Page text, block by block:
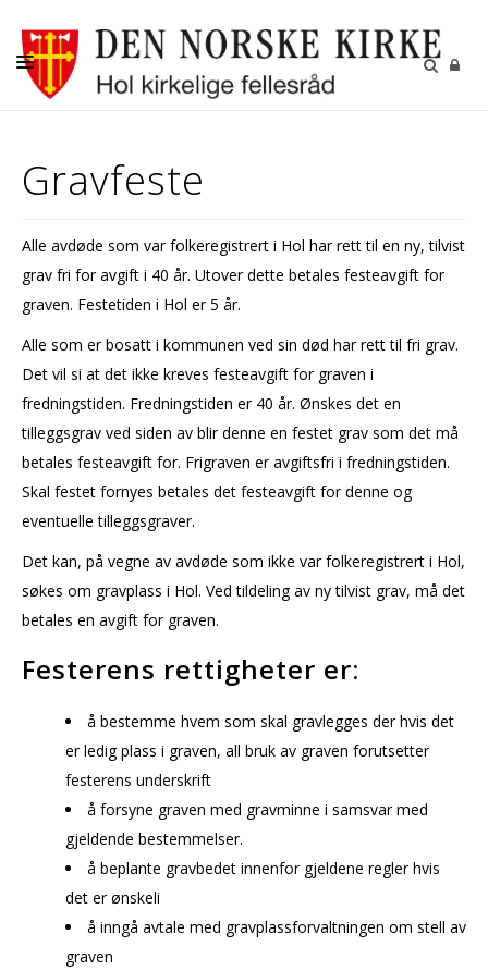
KONFIRMASJON
KIRKENE I HOL
FASTE AKTIVITETER
NYHETSBREV
Gravfeste
Alle avdøde som var folkeregistrert i Hol har rett til en ny, tilvist
grav fri for avgift i 40 år. Utover dette betales festeavgift for
graven. Festetiden i Hol er 5 år.
Alle som er bosatt i kommunen ved sin død har rett til fri grav.
Det vil si at det ikke kreves festeavgift for graven i
fredningstiden. Fredningstiden er 40 år. Ønskes det en
tilleggsgrav ved siden av blir denne en festet grav som det må
betales festeavgift for. Frigraven er avgiftsfri i fredningstiden.
Skal festet fornyes betales det festeavgift for denne og
eventuelle tilleggsgraver.
Det kan, på vegne av avdøde som ikke var folkeregistrert i Hol,
søkes om gravplass i Hol. Ved tildeling av ny tilvist grav, må det
betales en avgift for graven.
Festerens rettigheter er:
å bestemme hvem som skal gravlegges der hvis det
er ledig plass i graven, all bruk av graven forutsetter
festerens underskrift
å forsyne graven med gravminne i samsvar med
gjeldende bestemmelser.
å beplante gravbedet innenfor gjeldene regler hvis
det er ønskeli
å inngå avtale med gravplassforvaltningen om stell av
graven